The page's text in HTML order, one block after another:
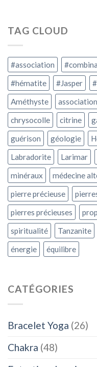
TAG CLOUD
#association
#hématite
#Jasper
Améthyste
chrysocolle
citrine
guérison
géologie
Labradorite
Larimar
minéraux
médecine
pierre précieuse
pierres précieuses
spiritualité
Tanzanite
énergie
équilibre
CATÉGORIES
Bracelet Yoga (26)
Chakra (48)